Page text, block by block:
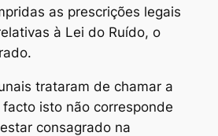
as prescrições legais
à Lei do Ruído, o
trataram de chamar a
isto não corresponde
consagrado na